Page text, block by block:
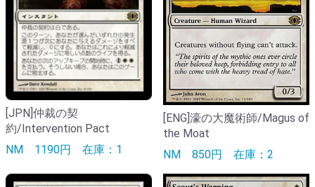
[JPN]仲裁の契
約/Intervention Pact
NM 1190円 在庫：1
[ENG]濠の大魔術師/Magus of
the Moat
NM 850円 在庫：2